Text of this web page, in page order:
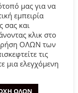
μας για να
εμπειρία
σας και
κλικ στο
ΟΛΩΝ των
τις
μια ελεγχόμενη
ΟΛΩΝ